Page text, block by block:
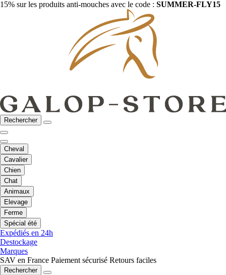
15% sur les produits anti-mouches avec le code : SUMMER-FLY15
Rechercher
Cheval
Cavalier
Chien
Chat
Animaux
Elevage
Ferme
Spécial été
Expédiés en 24h
Destockage
Marques
SAV en France Paiement sécurisé Retours faciles
Rechercher